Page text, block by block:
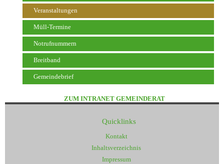
Veranstaltungen
Müll-Termine
Notrufnummern
Breitband
Gemeindebrief
ZUM INTRANET GEMEINDERAT
Quicklinks
Kontakt
Inhaltsverzeichnis
Impressum